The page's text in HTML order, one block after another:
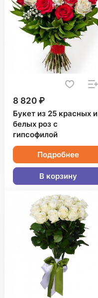
8 820 ₽
Букет из 25 красных и
белых роз с
гипсофилой
Подробнее
В корзину